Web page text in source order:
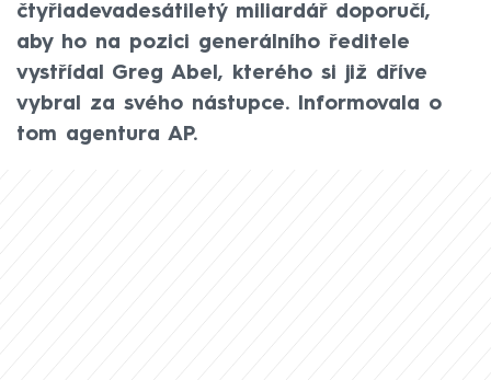
čtyřiadevadesátiletý miliardář doporučí,
aby ho na pozici generálního ředitele
vystřídal Greg Abel, kterého si již dříve
vybral za svého nástupce. Informovala o
tom agentura AP.